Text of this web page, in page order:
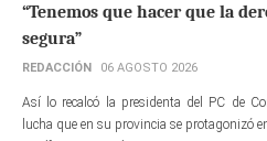
“Tenemos que hacer que la
segura”
REDACCIÓN 06 AGOSTO 2026
Así lo recalcó la presidenta del PC de
lucha que en su provincia se protagonizó